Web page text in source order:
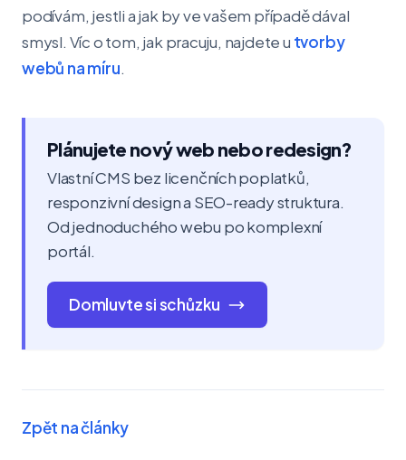
podívám, jestli a jak by ve vašem případě dával
smysl. Víc o tom, jak pracuju, najdete u tvorby
webů na míru.
Plánujete nový web nebo redesign?
Vlastní CMS bez licenčních poplatků,
responzivní design a SEO-ready struktura.
Od jednoduchého webu po komplexní
portál.
Domluvte si schůzku
Zpět na články